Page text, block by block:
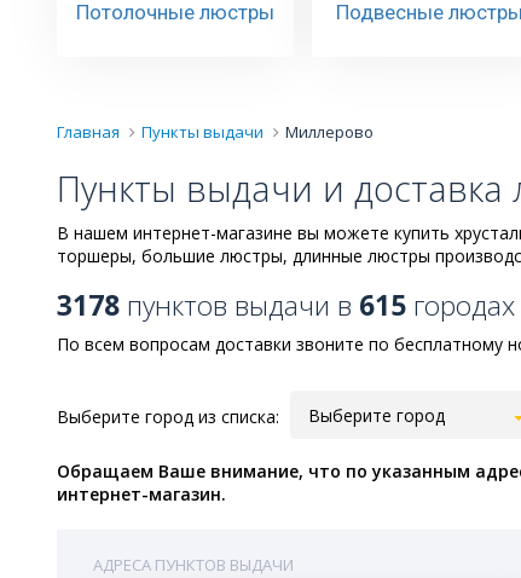
Потолочные люстры Подвесные люстры
Главная Пункты выдачи Миллерово
Пункты выдачи и
В нашем интернет-магазине вы можете купить
торшеры, большие люстры, длинные люстры
3178 пунктов выдачи в 615
По всем вопросам доставки звоните по бесплатному
Выберите город из списка: Выберите город
Обращаем Ваше внимание, что по указанным
интернет-магазин.
АДРЕСА ПУНКТОВ ВЫДАЧИ